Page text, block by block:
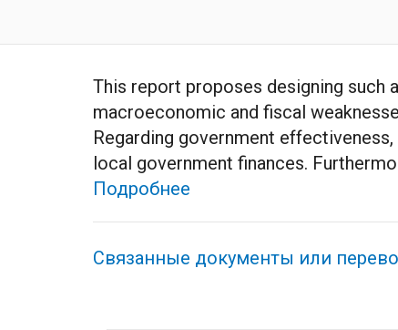
This report proposes designing such
macroeconomic and fiscal
Regarding government
local government finances.
Подробнее
Связанные документы или